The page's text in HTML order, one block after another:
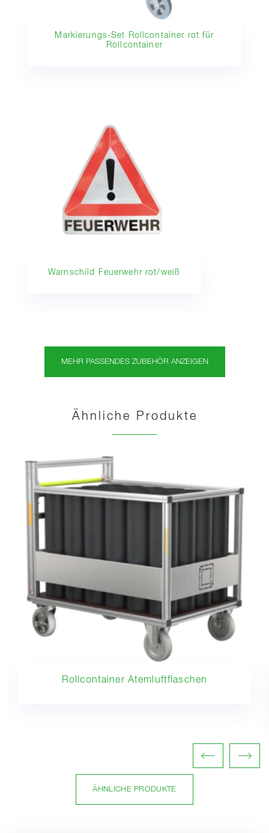
Markierungs-Set Rollcontainer rot für
Rollcontainer
Warnschild Feuerwehr rot/weiß
MEHR PASSENDES ZUBEHÖR ANZEIGEN
Ähnliche Produkte
Rollcontainer Atemluftflaschen
ÄHNLICHE PRODUKTE